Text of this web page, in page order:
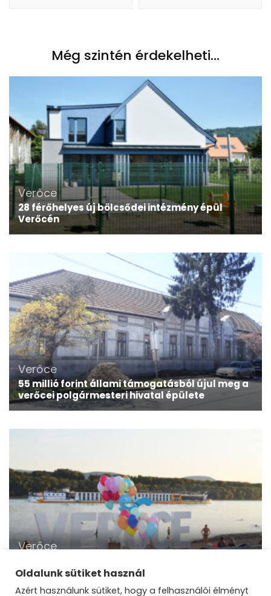
Még szintén érdekelheti...
Verőce
28 férőhelyes új bölcsődei intézmény épül
Verőcén
Verőce
55 millió forint állami támogatásból újul meg a
verőcei polgármesteri hivatal épülete
Verőce
következő üteme
Oldalunk sütiket használ
Azért használunk sütiket, hogy a felhasználói élményt